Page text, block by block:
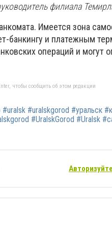
филиала
Имеется зона
банкингу и платежным
операций и могут
чтобы сообщить об этом редакции
#uralskgorod #уральск
#UralskGorod #Uralsk